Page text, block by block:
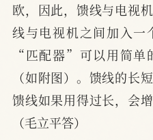
欧，因此，馈线与电视
线与电视机之间加入
“匹配器”可以用简单
（如附图）。馈线的长
馈线如果用得过长，会
（毛立平答）